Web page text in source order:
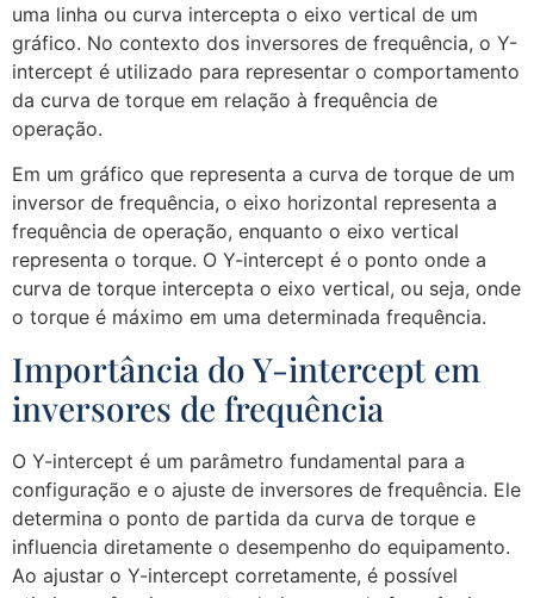
uma linha ou curva intercepta o eixo vertical de um
gráfico. No contexto dos inversores de frequência, o Y-
intercept é utilizado para representar o comportamento
da curva de torque em relação à frequência de
operação.
Em um gráfico que representa a curva de torque de um
inversor de frequência, o eixo horizontal representa a
frequência de operação, enquanto o eixo vertical
representa o torque. O Y-intercept é o ponto onde a
curva de torque intercepta o eixo vertical, ou seja, onde
o torque é máximo em uma determinada frequência.
Importância do Y-intercept em
inversores de frequência
O Y-intercept é um parâmetro fundamental para a
configuração e o ajuste de inversores de frequência. Ele
determina o ponto de partida da curva de torque e
influencia diretamente o desempenho do equipamento.
Ao ajustar o Y-intercept corretamente, é possível